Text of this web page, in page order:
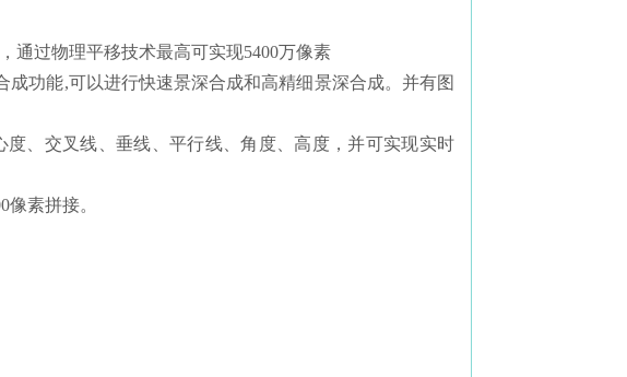
通过物理平移技术最高可实现5400万像素
功能,可以进行快速景深合成和高精细景深合成。并有图
、交叉线、垂线、平行线、角度、高度，并可实现实时
素拼接。